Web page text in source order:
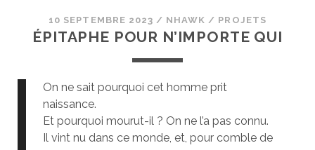
10 SEPTEMBRE 2023 / NHAWK / PROJETS
ÉPITAPHE POUR N’IMPORTE QUI
On ne sait pourquoi cet homme prit
naissance.
Et pourquoi mourut-il ? On ne l’a pas connu.
Il vint nu dans ce monde, et, pour comble de